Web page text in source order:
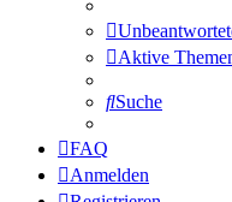
Aktive
Suche
FAQ
Anmelden